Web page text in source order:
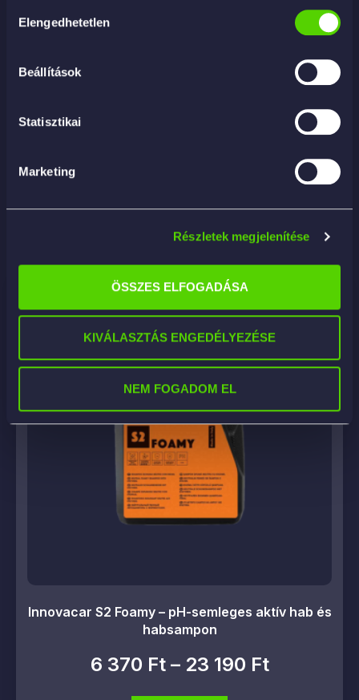
kiválasztása
Elengedhetetlen
Beállítások
Statisztikai
Marketing
Részletek megjelenítése
ÖSSZES ELFOGADÁSA
KIVÁLASZTÁS ENGEDÉLYEZÉSE
NEM FOGADOM EL
az autó felületét, majd öblítsd ki a kesztyűt az öblítő
oldatba.
Szárítsd meg egy tiszta mikroszálas kendővel.
felületen! Használat előtt rázd fel az üveget.
Kapcsolódó termékek
Innovacar S2 Foamy – pH-semleges aktív hab és
habsampon
6 370 Ft – 23 190 Ft